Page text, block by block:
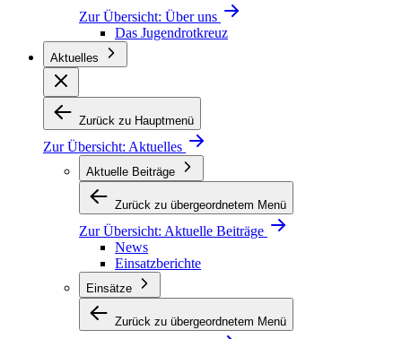
Zur Übersicht: Über uns
Das Jugendrotkreuz
Aktuelles
Zurück zu Hauptmenü
Zur Übersicht: Aktuelles
Aktuelle Beiträge
Zurück zu übergeordnetem Menü
Zur Übersicht: Aktuelle Beiträge
News
Einsatzberichte
Einsätze
Zurück zu übergeordnetem Menü